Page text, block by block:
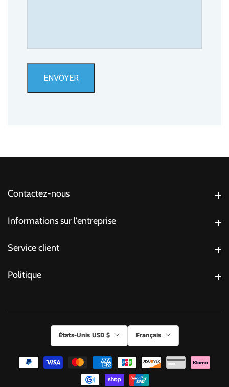
ENVOYER
Contactez-nous
Informations sur l'entreprise
Informations sur l'entreprise
Service client
Politique
États-Unis USD $ Français